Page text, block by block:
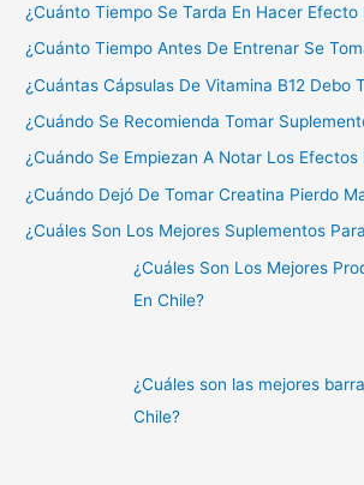
¿Cuánto Tiempo Se Tarda En Hacer Efecto
¿Cuánto Tiempo Antes De Entrenar Se
¿Cuántas Cápsulas De Vitamina B12 Debo
¿Cuándo Se Recomienda Tomar
¿Cuándo Se Empiezan A Notar Los Efectos
¿Cuándo Dejó De Tomar Creatina Pierdo
¿Cuáles Son Los Mejores Suplementos
¿Cuáles Son Los Mejores
En Chile?
¿Cuáles son las mejores
Chile?